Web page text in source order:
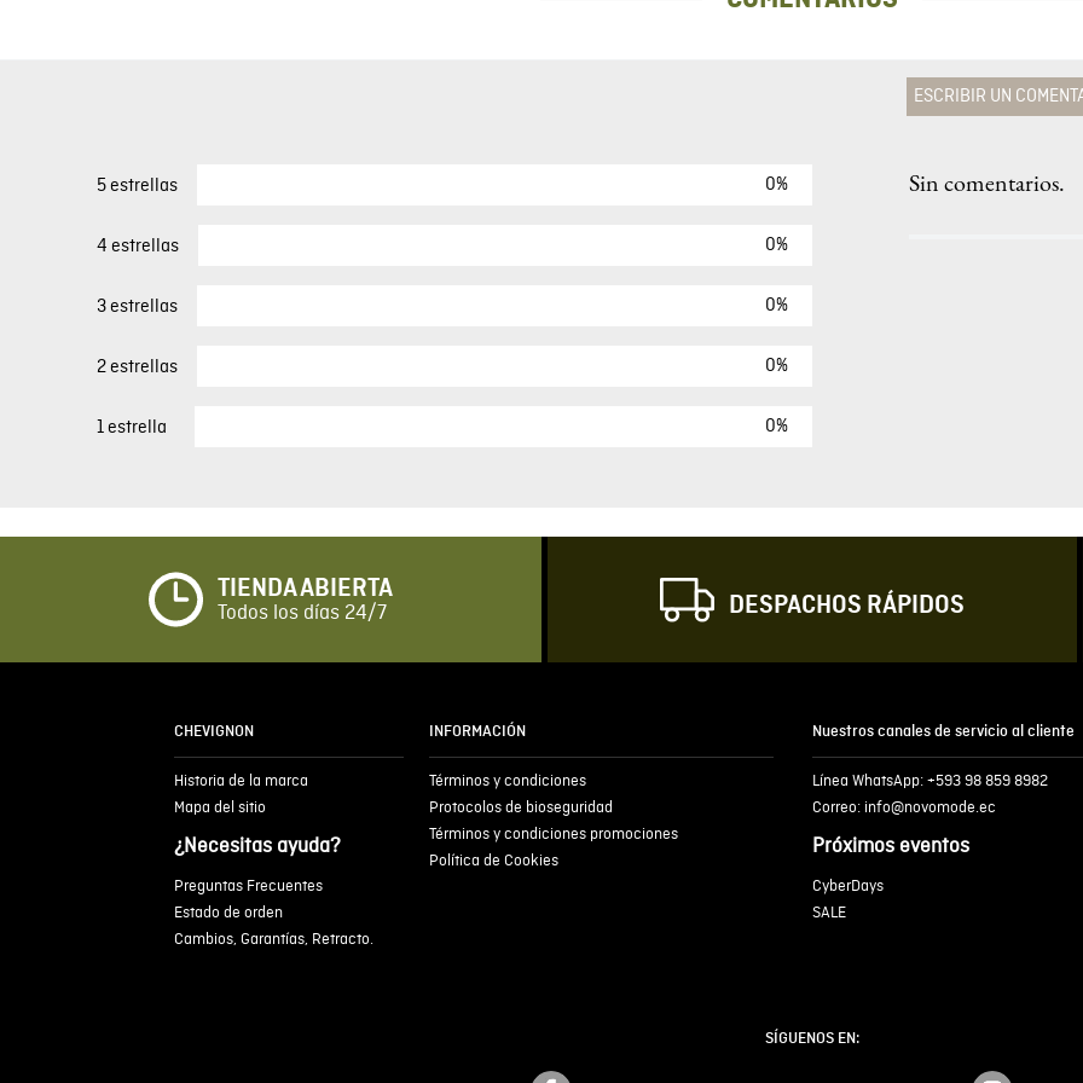
5 estrellas 0%
4 estrellas 0%
3 estrellas 0%
2 estrellas 0%
1 estrella 0%
ESCRIBIR UN
Agregar
Escribir comentario
Sin comentarios.
TIENDA ABIERTA
Todos los días 24/7 DESPACHOS RÁPIDOS
CHEVIGNON
Historia de la marca
Mapa del sitio
¿Necesitas ayuda?
Preguntas Frecuentes
Estado de orden
Cambios, Garantías, Retracto.
INFORMACIÓN
Términos y condiciones
Protocolos de bioseguridad
Términos y condiciones promociones
Política de Cookies
Nuestros canales de servicio al cliente
Línea WhatsApp: +593 98 859 8982
Correo: info@novomode.ec
Próximos eventos
CyberDays
SALE
SÍGUENOS EN: